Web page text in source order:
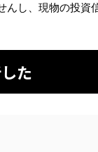
し、現物の投資
た